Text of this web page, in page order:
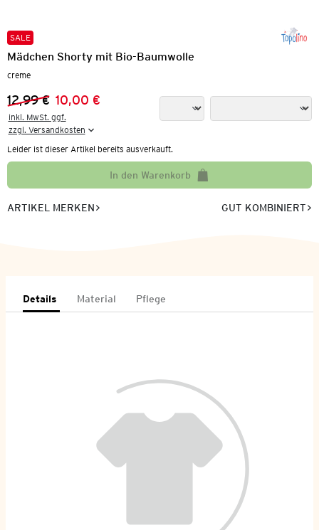
SALE
Mädchen Shorty mit Bio-Baumwolle
creme
Vorheriger Preis:
12,99 €
Neuer Preis:
10,00 €
inkl. MwSt. ggf.
zzgl. Versandkosten
Leider ist dieser Artikel bereits ausverkauft.
In den Warenkorb
ARTIKEL MERKEN GUT KOMBINIERT
Details Material Pflege